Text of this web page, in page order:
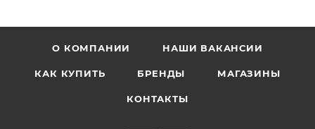
О КОМПАНИИ НАШИ ВАКАНСИИ
КАК КУПИТЬ БРЕНДЫ МАГАЗИНЫ
КОНТАКТЫ